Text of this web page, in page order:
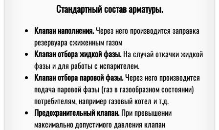
Стандартный состав арматуры.
Клапан наполнения.Через него производится заправка
резервуара сжиженным газом
Клапан отбора жидкой фазы.На случай откачки жидкой
фазы и для работы с испарителем.
Клапан отбора паровой фазы.Через него производится
подача паровой фазы (газ в газообразном состоянии)
потребителям, например газовый котел и т.д.
Предохранительный клапан.При превышении
максимально допустимого давления клапан